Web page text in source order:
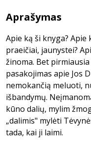
Aprašymas
Apie ką ši knyga?
praeičiai, jaunystei?
žinoma. Bet
pasakojimas apie Jos
nemokančią meluoti,
išbandymų.
kūno dalių, mylim
„dalimis" mylėti
tada, kai ji laimi.